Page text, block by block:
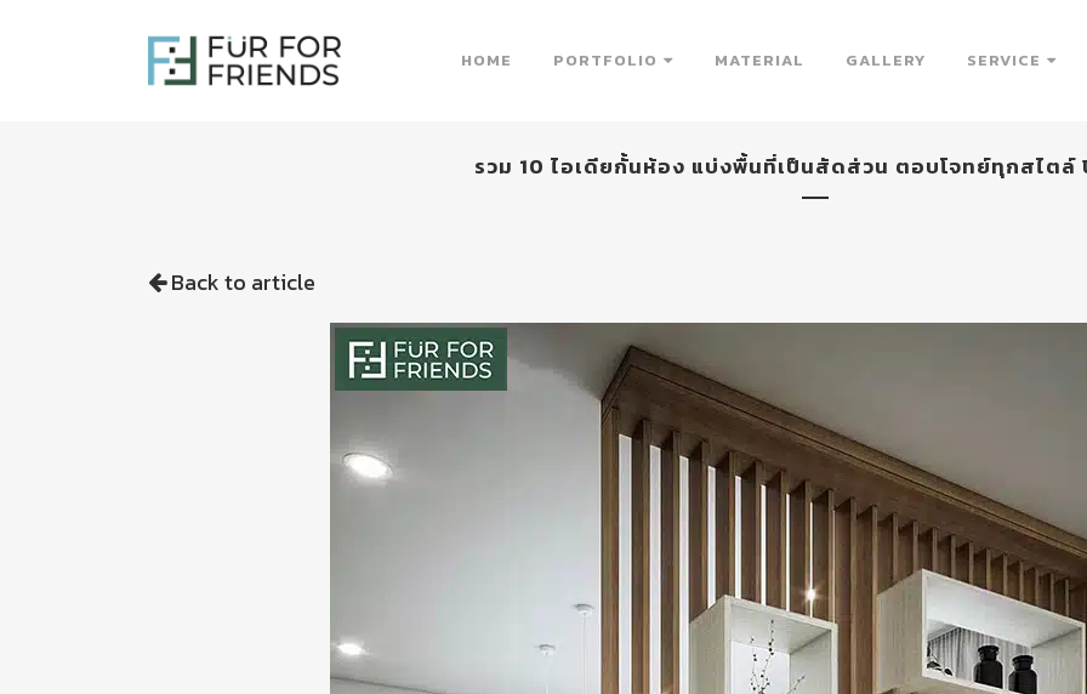
HOME PORTFOLIO MATERIAL GALLERY SERVICE
รวม 10 ไอเดียกั้นห้อง แบ่งพื้นที่เป็นสัดส่วน ตอบโจทย์ทุกสไตล์
Back to article